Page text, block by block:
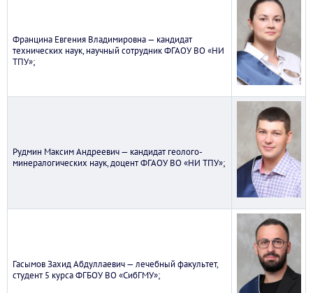
Францина Евгения Владимировна — кандидат
технических наук, научный сотрудник ФГАОУ ВО «НИ
ТПУ»;
Рудмин Максим Андреевич — кандидат геолого-
минералогических наук, доцент ФГАОУ ВО «НИ ТПУ»;
Гасымов Захид Абдуллаевич — лечебный факультет,
студент 5 курса ФГБОУ ВО «СибГМУ»;